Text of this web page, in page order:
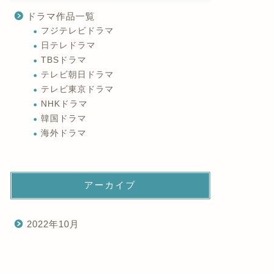
ドラマ作品一覧
フジテレビドラマ
日テレドラマ
TBSドラマ
テレビ朝日ドラマ
テレビ東京ドラマ
NHKドラマ
韓国ドラマ
海外ドラマ
アーカイブ
2022年10月